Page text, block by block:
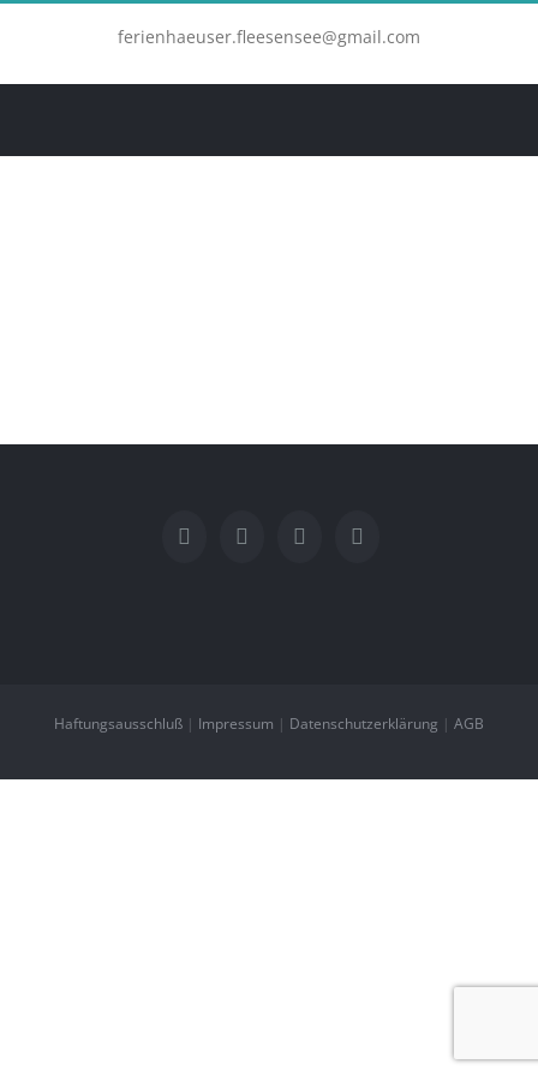
ferienhaeuser.fleesensee@gmail.com
Haftungsausschluß | Impressum | Datenschutzerklärung | AGB